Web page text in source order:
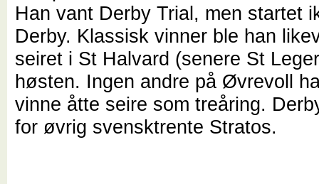
Han vant Derby Trial, men startet
Derby. Klassisk vinner ble han
seiret i St Halvard (senere St
høsten. Ingen andre på Øvrevoll
vinne åtte seire som treåring.
for øvrig svensktrente Stratos.